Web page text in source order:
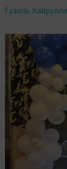
Гузель